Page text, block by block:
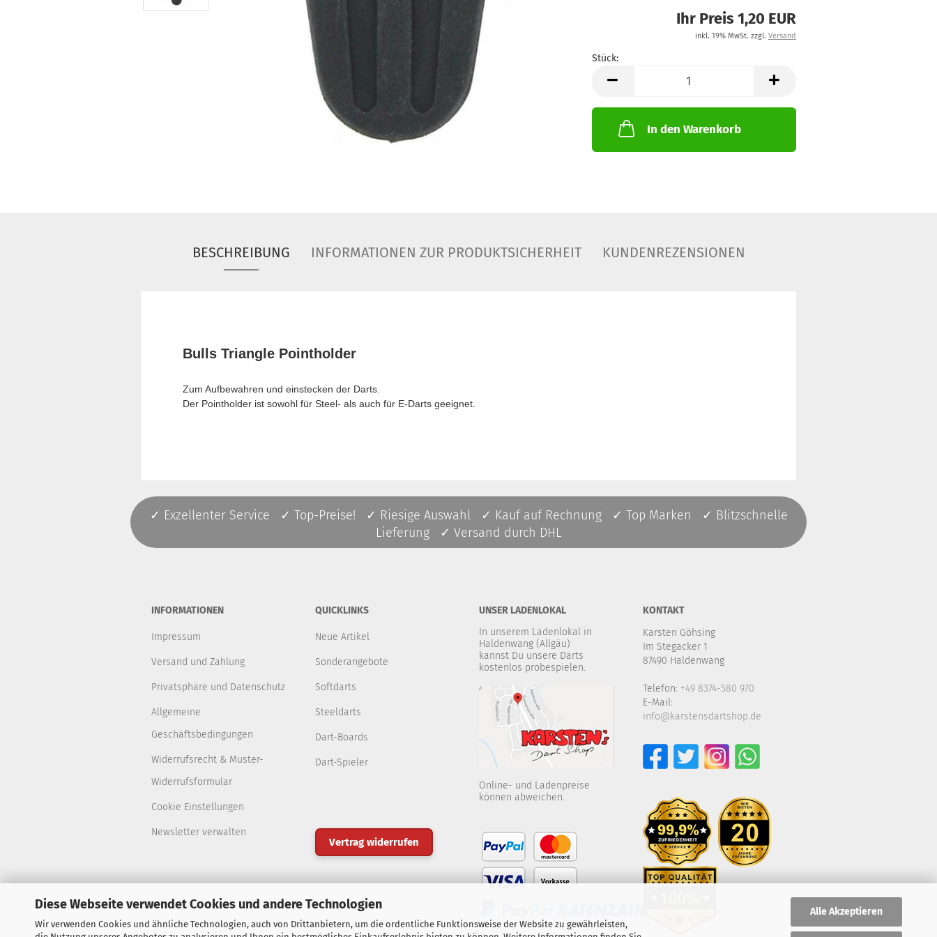
Diese Webseite verwendet Cookies und andere Technologien
Wir verwenden Cookies und ähnliche Technologien, auch von Drittanbietern, um die ordentliche Funktionsweise der Website zu gewährleisten,
Alle Akzeptieren
Ihr Preis 1,20 EUR
inkl. 19% MwSt. zzgl. Versand
Stück:
Stück
In den Warenkorb
BESCHREIBUNG INFORMATIONEN ZUR PRODUKTSICHERHEIT KUNDENREZENSIONEN
Bulls Triangle Pointholder
Zum Aufbewahren und einstecken der Darts.
Der Pointholder ist sowohl für Steel- als auch für E-Darts geeignet.
✓ Exzellenter Service ✓ Top-Preise! ✓ Riesige Auswahl ✓ Kauf auf Rechnung ✓ Top Marken ✓ Blitzschnelle
Lieferung ✓ Versand durch DHL
INFORMATIONEN
Impressum
Versand und Zahlung
Privatsphäre und Datenschutz
Allgemeine
Geschäftsbedingungen
Widerrufsrecht & Muster-
Widerrufsformular
Cookie Einstellungen
Newsletter verwalten
QUICKLINKS
Neue Artikel
Sonderangebote
Softdarts
Steeldarts
Dart-Boards
Dart-Spieler
Vertrag widerrufen
UNSER LADENLOKAL
In unserem Ladenlokal in
Haldenwang (Allgäu)
kannst Du unsere Darts
kostenlos probespielen.
Online- und Ladenpreise
können abweichen.
KONTAKT
Karsten Göhsing
Im Stegacker 1
87490 Haldenwang
Telefon: +49 8374-580 970
E-Mail:
info@karstensdartshop.de